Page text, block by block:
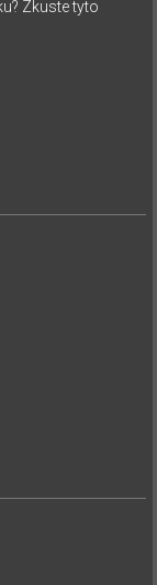
Zkuste tyto